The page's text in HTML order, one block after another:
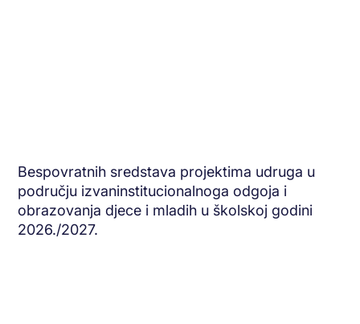
Bespovratnih sredstava projektima udruga u
području izvaninstitucionalnoga odgoja i
obrazovanja djece i mladih u školskoj godini
2026./2027.